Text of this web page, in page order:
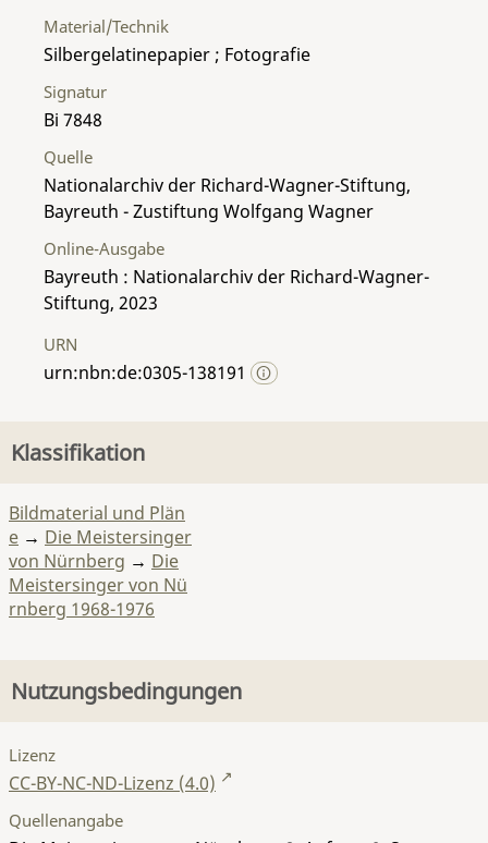
Material/Technik
Silbergelatinepapier ; Fotografie
Signatur
Bi 7848
Quelle
Nationalarchiv der Richard-Wagner-Stiftung,
Bayreuth - Zustiftung Wolfgang Wagner
Online-Ausgabe
Bayreuth : Nationalarchiv der Richard-Wagner-
Stiftung, 2023
URN
urn:nbn:de:0305-138191
Klassifikation
Bildmaterial und Plän
e → Die Meistersinger
von Nürnberg → Die
Meistersinger von Nü
rnberg 1968-1976
Nutzungsbedingungen
Lizenz
CC-BY-NC-ND-Lizenz (4.0)
Quellenangabe